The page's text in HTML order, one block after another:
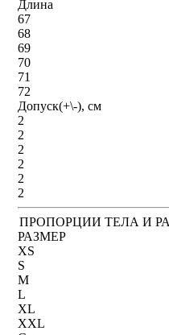
Длина
67
68
69
70
71
72
Допуск(+\-), см
2
2
2
2
2
2
ПРОПОРЦИИ ТЕЛА И
РАЗМЕР
XS
S
M
L
XL
XXL